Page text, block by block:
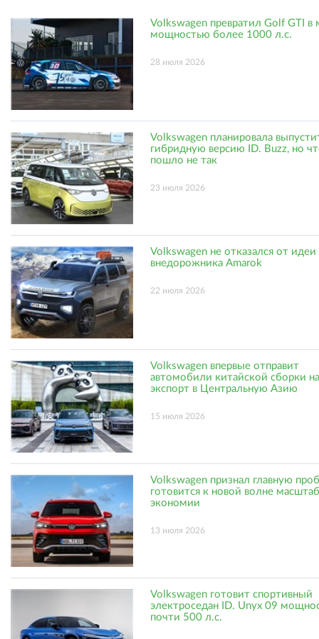
Volkswagen превратил Golf GTI в
мощностью более 1000 л.с.
28 июля 2026
Volkswagen планировала
гибридную версию ID. Buzz, но
пошло не так
23 июля 2026
Volkswagen не отказался от идеи
внедорожника Amarok
22 июля 2026
Volkswagen впервые отправит
автомобили китайской сборки на
экспорт в Центральную Азию
15 июля 2026
Volkswagen признал главную
готовится к новой волне
экономии
13 июля 2026
Volkswagen готовит спортивный
электроседан ID. Unyx 09
почти 500 л.с.